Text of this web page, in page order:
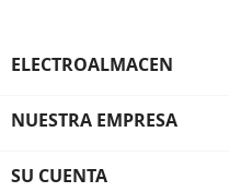
ELECTROALMACEN
NUESTRA EMPRESA
SU CUENTA